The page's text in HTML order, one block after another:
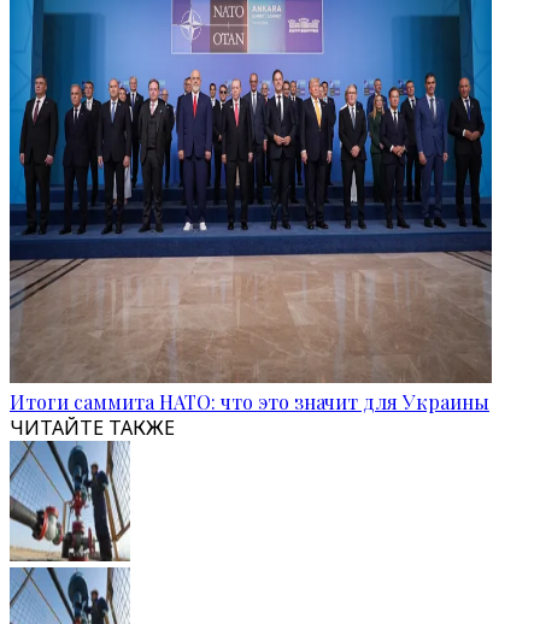
Итоги саммита НАТО: что это значит для Украины
ЧИТАЙТЕ ТАКЖЕ